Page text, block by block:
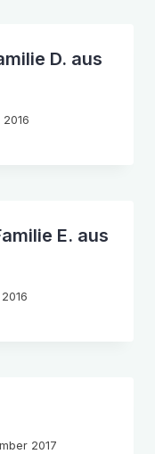
D. aus
2016
E. aus
2017